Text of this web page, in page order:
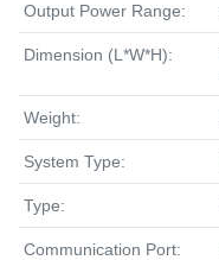
Output Power Range:
Dimension (L*W*H):
Weight:
System Type:
Type:
Communication Port: